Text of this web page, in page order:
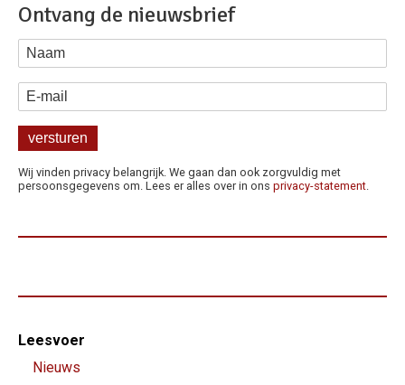
Ontvang de nieuwsbrief
Naam
E-mail
Wij vinden privacy belangrijk. We gaan dan ook zorgvuldig met
persoonsgegevens om. Lees er alles over in ons privacy-statement.
Footer-
menu
Leesvoer
Nieuws